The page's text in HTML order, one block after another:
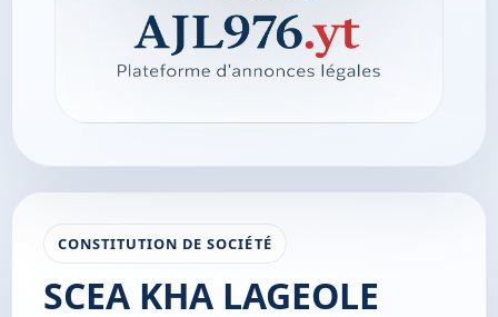
CONSTITUTION DE SOCIÉTÉ
SCEA KHA LAGEOLE